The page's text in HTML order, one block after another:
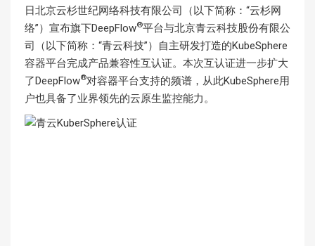
日北京云杉世纪网络科技有限公司（以下简称：“云杉网
络”）宣布旗下DeepFlow®平台与北京青云科技股份有限公
司（以下简称：“青云科技”）自主研发打造的KubeSphere
容器平台完成产品兼容性互认证。本次互认证进一步扩大
了DeepFlow®对容器平台支持的频谱，从此KubeSphere用
户也具备了业界领先的云原生监控能力。